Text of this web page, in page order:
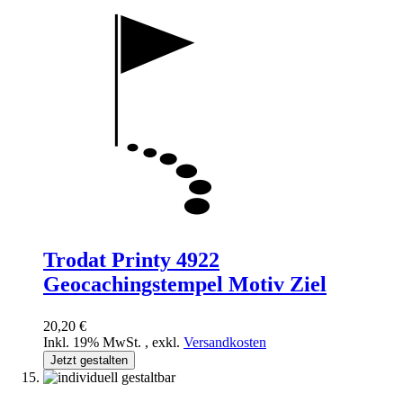
Trodat Printy 4922
Geocachingstempel Motiv Ziel
20,20 €
Inkl. 19% MwSt. , exkl. Versandkosten
Jetzt gestalten